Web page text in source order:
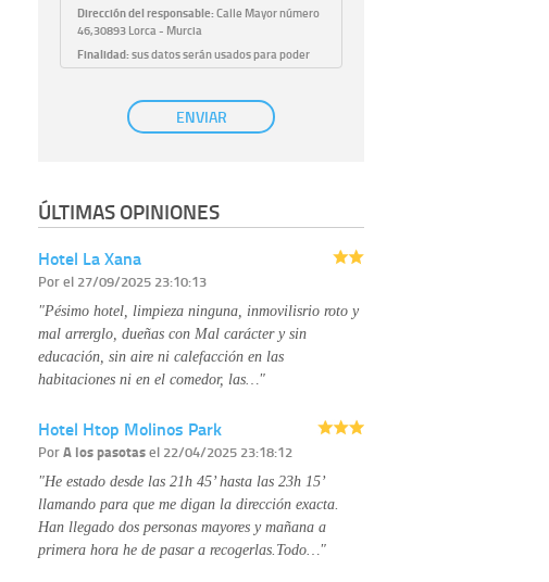
Dirección del responsable:Calle Mayor número
46,30893 Lorca - Murcia
Finalidad:sus datos serán usados para poder
atender sus solicitudes y prestarle nuestros
Publicidad: solo le enviaremos publicidad con su
autorización previa, que podrá facilitarnos
con su consentimiento previo, que podrá
facilitarnos mediante la casilla correspondiente
Destinatarios:
personal de nuestra entidad que esté
conocimiento de la información que le pedimos.
No se comunicarán datos a terceros.
Derechos: tiene derecho a saber qué
información tenemos sobre usted, corregirla y
eliminarla, tal y como se explica en la
página web.
Información complementaria:Puede consultar
tratamos sus datos en lapolítica de privacidad
ENVIAR
ÚLTIMAS OPINIONES
Hotel La Xana
Porel 27/09/2025 23:10:13
"Pésimo hotel, limpieza ninguna, inmovilisrio roto y
mal arrerglo, dueñas con Mal carácter y sin
educación, sin aire ni calefacción en las
habitaciones ni en el comedor, las…"
Hotel Htop Molinos Park
PorA los pasotasel 22/04/2025 23:18:12
"He estado desde las 21h 45’ hasta las 23h 15’
llamando para que me digan la dirección exacta.
Han llegado dos personas mayores y mañana a
primera hora he de pasar a recogerlas.Todo…"